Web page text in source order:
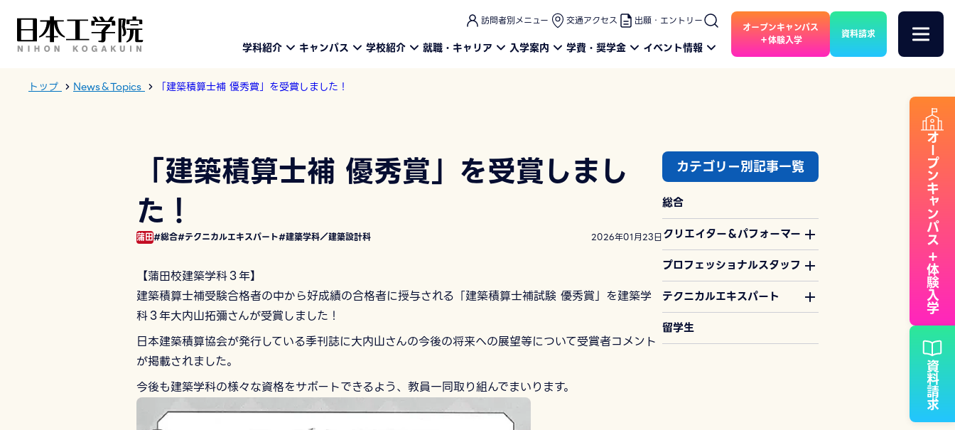
このページの本文へ
訪問者別メニュー 交通アクセス 出願・エントリー
学科紹介 キャンパス 学校紹介 就職・キャリア 入学案内 学費・奨学金 イベント情報
オープンキャンパス
＋体験入学
資料請求
トップ News＆Topics 「建築積算士補 優秀賞」を受賞しました！
「建築積算士補 優秀賞」を受賞しまし
た！
蒲田#総合#テクニカルエキスパート#建築学科／建築設計科 2026年01月23日
【蒲田校建築学科３年】
建築積算士補受験合格者の中から好成績の合格者に授与される「建築積算士補試験 優秀賞」を建築学
科３年大内山拓彌さんが受賞しました！
日本建築積算協会が発行している季刊誌に大内山さんの今後の将来への展望等について受賞者コメント
が掲載されました。
今後も建築学科の様々な資格をサポートできるよう、教員一同取り組んでまいります。
カテゴリー別記事一覧
総合
クリエイター＆パフォーマー
プロフェッショナルスタッフ
テクニカルエキスパート
留学生
オープンキャンパス
＋体験入学
資料請求